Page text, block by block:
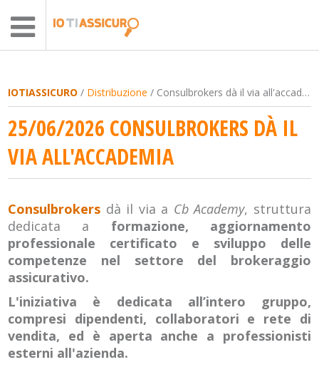
IOTIASSICURO / Distribuzione / Consulbrokers dà il via all'accademia
25/06/2026 CONSULBROKERS DÀ IL
VIA ALL'ACCADEMIA
Consulbrokers dà il via a Cb Academy, struttura
dedicata a formazione, aggiornamento
professionale certificato e sviluppo delle
competenze nel settore del brokeraggio
assicurativo.
L'iniziativa è dedicata all’intero gruppo,
compresi dipendenti, collaboratori e rete di
vendita, ed è aperta anche a professionisti
esterni all'azienda.